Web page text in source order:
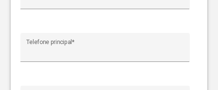
Telefone principal*